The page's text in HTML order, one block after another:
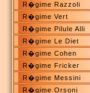
R�gime Razzoli
R�gime Vert
R�gime Pilule Alli
R�gime Le Diet
R�gime Cohen
R�gime Fricker
R�gime Messini
R�gime Orsoni